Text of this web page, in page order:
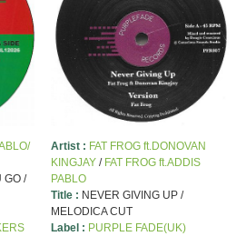
GO /
Artist : FAT FROG ft.DONOVAN
KINGJAY/ FAT FROG ft.ADDIS
PABLO
Title : NEVER GIVING UP /
MELODICA CUT
Label : PURPLE FADE(UK)